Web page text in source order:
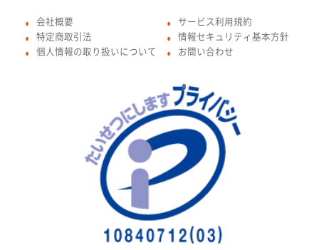
● 会社概要
● 特定商取引法
● 個人情報の取り扱いについて
● サービス利用規約
● 情報セキュリティ基本方針
● お問い合わせ